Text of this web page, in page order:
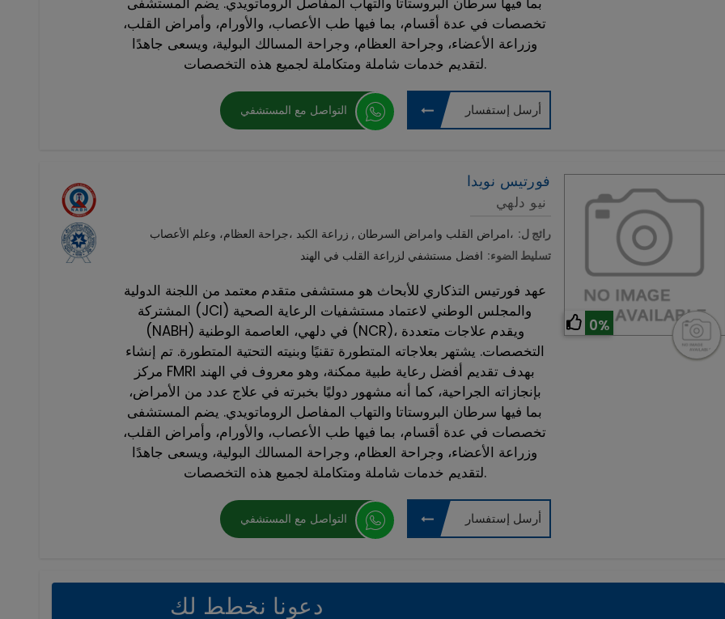
تخصصات في عدة أقسام، بما فيها طب الأعصاب، والأورام، وأمراض القلب،
وزراعة الأعضاء، وجراحة العظام، وجراحة المسالك البولية، ويسعى جاهدًا
لتقديم خدمات شاملة ومتكاملة لجميع هذه التخصصات.
التواصل مع المستشفي أرسل إستفسار
0%
فورتيس نويدا
نيو دلهي
رائج ل: امراض القلب وامراض السرطان , زراعة الكبد ،جراحة العظام، وعلم الأعصاب،
تسليط الضوء: افضل مستشفي لزراعة القلب في الهند
عهد فورتيس التذكاري للأبحاث هو مستشفى متقدم معتمد من اللجنة الدولية
المشتركة (JCI) والمجلس الوطني لاعتماد مستشفيات الرعاية الصحية
(NABH) في دلهي، العاصمة الوطنية (NCR)، ويقدم علاجات متعددة
التخصصات. يشتهر بعلاجاته المتطورة تقنيًا وبنيته التحتية المتطورة. تم إنشاء
مركز FMRI بهدف تقديم أفضل رعاية طبية ممكنة، وهو معروف في الهند
بإنجازاته الجراحية، كما أنه مشهور دوليًا بخبرته في علاج عدد من الأمراض،
بما فيها سرطان البروستاتا والتهاب المفاصل الروماتويدي. يضم المستشفى
تخصصات في عدة أقسام، بما فيها طب الأعصاب، والأورام، وأمراض القلب،
وزراعة الأعضاء، وجراحة العظام، وجراحة المسالك البولية، ويسعى جاهدًا
لتقديم خدمات شاملة ومتكاملة لجميع هذه التخصصات.
التواصل مع المستشفي أرسل إستفسار
دعونا نخطط لك